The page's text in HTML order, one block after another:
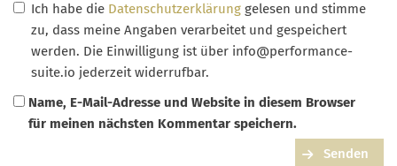
Ich habe die Datenschutzerklärung gelesen und stimme
zu, dass meine Angaben verarbeitet und gespeichert
werden. Die Einwilligung ist über info@performance-
suite.io jederzeit widerrufbar.
Name, E-Mail-Adresse und Website in diesem Browser
für meinen nächsten Kommentar speichern.
Senden